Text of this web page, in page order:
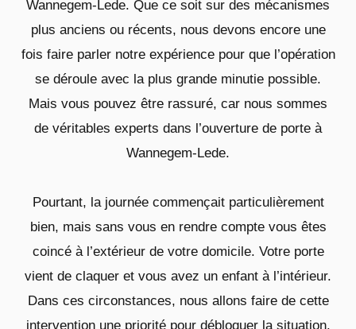
Wannegem-Lede. Que ce soit sur des mécanismes
plus anciens ou récents, nous devons encore une
fois faire parler notre expérience pour que l’opération
se déroule avec la plus grande minutie possible.
Mais vous pouvez être rassuré, car nous sommes
de véritables experts dans l’ouverture de porte à
Wannegem-Lede.
Pourtant, la journée commençait particulièrement
bien, mais sans vous en rendre compte vous êtes
coincé à l’extérieur de votre domicile. Votre porte
vient de claquer et vous avez un enfant à l’intérieur.
Dans ces circonstances, nous allons faire de cette
intervention une priorité pour débloquer la situation.